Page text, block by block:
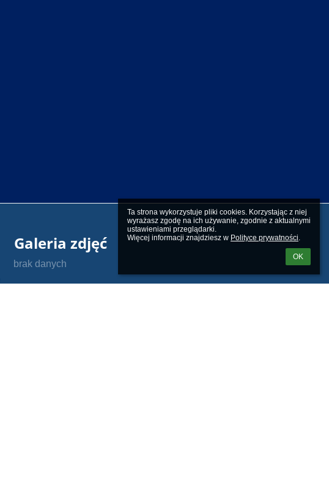
Ta strona wykorzystuje pliki cookies. Korzystając z niej
wyrażasz zgodę na ich używanie, zgodnie z aktualnymi
ustawieniami przeglądarki.
Więcej informacji znajdziesz w Polityce prywatności.
OK
Galeria zdjęć
brak danych